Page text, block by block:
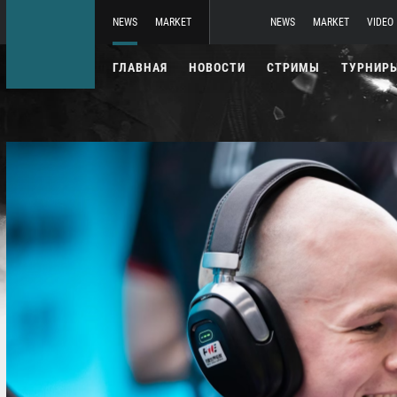
NEWS MARKET NEWS MARKET VIDEO
ГЛАВНАЯ НОВОСТИ СТРИМЫ